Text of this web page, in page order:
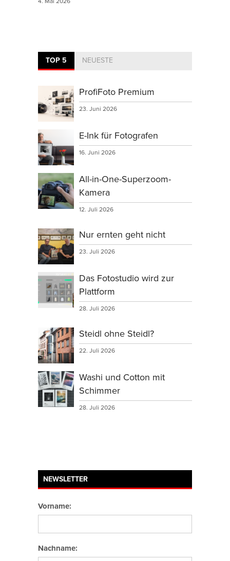
TOP 5 NEUESTE
ProfiFoto Premium
23. Juni 2026
E-Ink für Fotografen
16. Juni 2026
All-in-One-Superzoom-
Kamera
12. Juli 2026
Nur ernten geht nicht
23. Juli 2026
Das Fotostudio wird zur
Plattform
28. Juli 2026
Steidl ohne Steidl?
22. Juli 2026
Washi und Cotton mit
Schimmer
28. Juli 2026
NEWSLETTER
Vorname:
Nachname: